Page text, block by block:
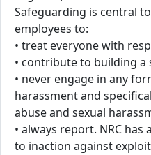
Safeguarding is central to
employees to:
• treat everyone with
• contribute to building
• never engage in any
harassment and
abuse and sexual
• always report. NRC
to inaction against